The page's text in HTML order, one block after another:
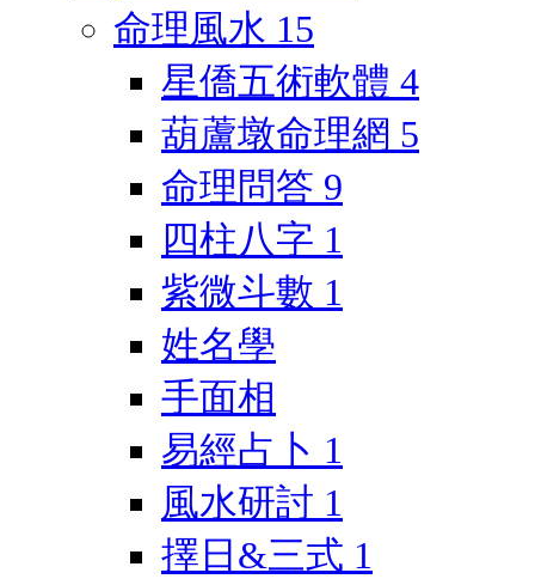
命理風水 15
星僑五術軟體 4
葫蘆墩命理網 5
命理問答 9
四柱八字 1
紫微斗數 1
姓名學
手面相
易經占卜 1
風水研討 1
擇日&三式 1